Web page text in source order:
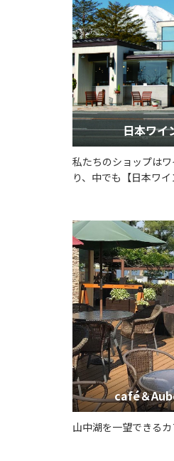
日本ワ
私たちのショップは
り、中でも【日本ワ
て、産地に根付いた
て、県内有数の品揃
出会いをお手伝いい
café＆
山中湖を一望できる